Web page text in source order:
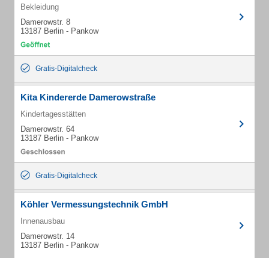
Bekleidung
Damerowstr. 8
13187 Berlin - Pankow
Gratis-Digitalcheck
Kita Kindererde Damerowstraße
Kindertagesstätten
Damerowstr. 64
13187 Berlin - Pankow
Gratis-Digitalcheck
Köhler Vermessungstechnik GmbH
Innenausbau
Damerowstr. 14
13187 Berlin - Pankow